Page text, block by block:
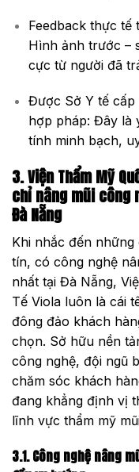
Feedback thực tế
Hình ảnh trước –
cực từ người đã
Được Sở Y tế
hợp pháp: Đây là
tính minh bạch,
3. Viện Thẩm Mỹ
chỉ nâng mũi công
Đà Nẵng
Khi nhắc đến
tín, có công nghệ
nhất tại Đà Nẵng,
Tế Viola luôn là cái
đông đảo khách
chọn. Sở hữu nền
công nghệ, đội ngũ
chăm sóc khách
đang khẳng định vị
lĩnh vực thẩm mỹ
3.1. Công nghệ nâng